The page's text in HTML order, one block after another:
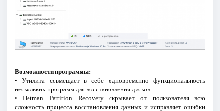
Возможности программы:
• Утилита совмещает в себе одновременно функциональность
нескольких программ для восстановления дисков.
• Hetman Partition Recovery скрывает от пользователя всю
сложность процесса восстановления данных и исправляет ошибки